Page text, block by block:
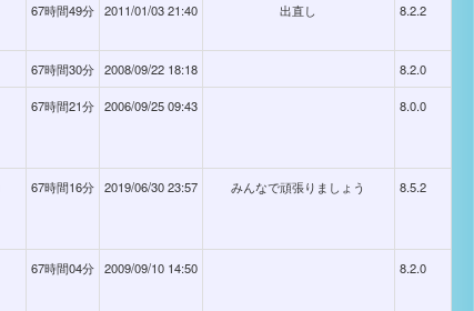
67時間49分 2011/01/03 21:40 出直し 8.2.2
67時間30分 2008/09/22 18:18 8.2.0
67時間21分 2006/09/25 09:43 8.0.0
67時間16分 2019/06/30 23:57 みんなで頑張りましょう 8.5.2
67時間04分 2009/09/10 14:50 8.2.0